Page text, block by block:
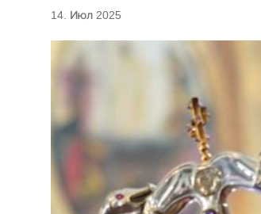
14. Июл 2025